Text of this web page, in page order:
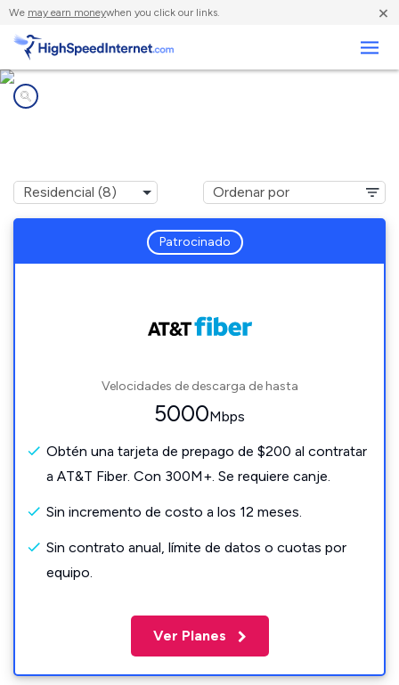
We may earn moneywhen you click our links. ×
Patrocinado
Velocidades de descarga de hasta
5000Mbps
Obtén una tarjeta de prepago de $200 al contratar
a AT&T Fiber. Con 300M+. Se requiere canje.
Sin incremento de costo a los 12 meses.
Sin contrato anual, límite de datos o cuotas por
equipo.
Ver Planes